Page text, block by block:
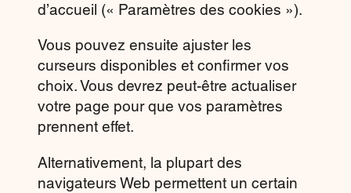
d’accueil (« Paramètres des cookies »).
Vous pouvez ensuite ajuster les
curseurs disponibles et confirmer vos
choix. Vous devrez peut-être actualiser
votre page pour que vos paramètres
prennent effet.
Alternativement, la plupart des
navigateurs Web permettent un certain